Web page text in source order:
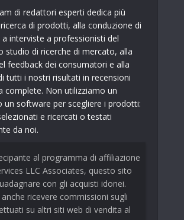
di redattori esperti dedica più
di prodotti, alla conduzione di
interviste a professionisti del
studio di ricerche di mercato, alla
feedback dei consumatori e alla
tutti i nostri risultati in recensioni
complete. Non utilizziamo un
un software per scegliere i prodotti:
e ricercati o testati
da noi.
al programma di affiliazione
LLC Associates, questo sito
con gli acquisti idonei.
ricevere commissioni sugli
su altri siti web di vendita al